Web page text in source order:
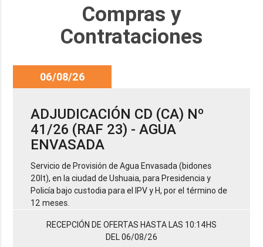
Compras y
Contrataciones
06/08/26
ADJUDICACIÓN CD (CA) Nº
41/26 (RAF 23) - AGUA
ENVASADA
Servicio de Provisión de Agua Envasada (bidones
20lt), en la ciudad de Ushuaia, para Presidencia y
Policía bajo custodia para el IPV y H, por el término de
12 meses.
RECEPCIÓN DE OFERTAS HASTA LAS 10:14HS
DEL 06/08/26